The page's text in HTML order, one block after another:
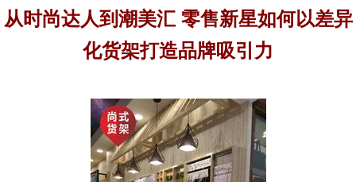
从时尚达人到潮美汇 零售新星如何以差异
化货架打造品牌吸引力